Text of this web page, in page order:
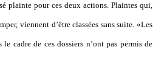
plainte pour ces deux actions. Plaintes qui,
viennent d’être classées sans suite. «Les
cadre de ces dossiers n’ont pas permis de